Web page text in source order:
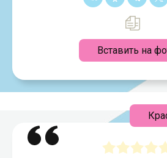
Вставить на